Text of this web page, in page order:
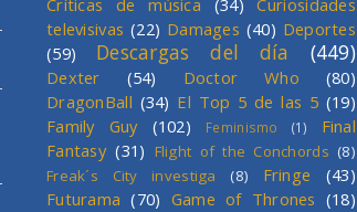
Críticas de música (34)
Curiosidades
televisivas (22) Damages (40) Deportes
(59)
Descargas del día (449)
Dexter (54) Doctor Who
(80)
DragonBall (34) El Top 5 de las 5 (19)
Family Guy
(102) Feminismo (1)
Final
Fantasy (31) Flight of the Conchords (8)
Freak´s City investiga
(8) Fringe
(43)
Futurama (70) Game of Thrones (18)